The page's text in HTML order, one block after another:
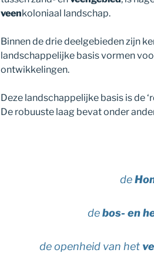
veenkoloniaal landschap.
Binnen de drie deelgebieden zijn
landschappelijke basis vormen
ontwikkelingen.
Deze landschappelijke basis is de
De robuuste laag bevat onder
de
debos- en
de openheid van het